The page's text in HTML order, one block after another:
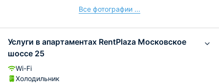
Все фотографии ...
Услуги в апартаментах RentPlaza Московское
шоссе 25
Wi-Fi
Холодильник